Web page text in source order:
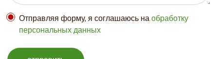
Отправляя форму, я соглашаюсь на обработку
персональных данных